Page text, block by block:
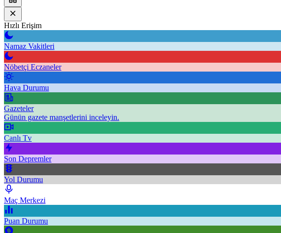
Hızlı Erişim
Namaz Vakitleri
Nöbetçi Eczaneler
Hava Durumu
Gazeteler
Günün gazete manşetlerini inceleyin.
Canlı Tv
Son Depremler
Yol Durumu
Maç Merkezi
Puan Durumu